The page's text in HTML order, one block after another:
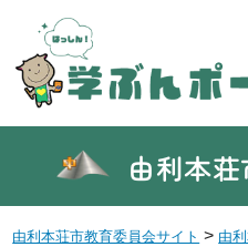
由利本
由利本荘市教育委員会サイト > 由